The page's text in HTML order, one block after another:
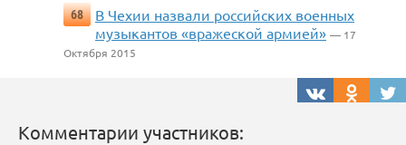
68
В Чехии назвали российских военных
музыкантов «вражеской армией» — 17
Октября 2015
Комментарии участников: